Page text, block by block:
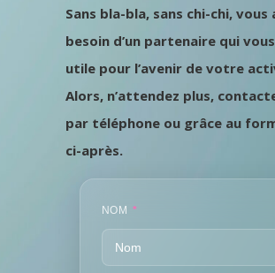
Sans bla-bla, sans chi-chi, vous
besoin d’un partenaire qui
utile pour l’avenir de votre
Alors, n’attendez plus,
par téléphone ou grâce au
ci-après.
NOM *